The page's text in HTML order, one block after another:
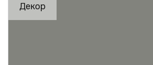
Декор